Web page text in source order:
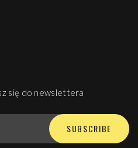
się do newslettera
SUBSCRIBE